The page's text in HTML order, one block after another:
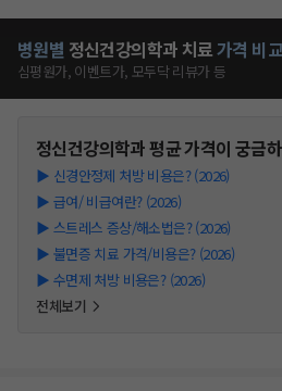
병원별 정신건강의학과 치료가격 비
심평원가, 이벤트가, 모두닥 리뷰가 등
정신건강의학과평균 가격이 궁금
▶ 신경안정제 처방 비용은? (2026)
▶ 급여/ 비급여란? (2026)
▶ 스트레스 증상/해소법은? (2026)
▶ 불면증 치료 가격/비용은? (2026)
▶ 수면제 처방 비용은? (2026)
전체보기